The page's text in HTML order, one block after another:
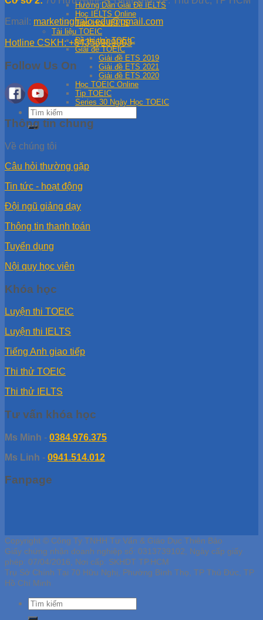
Hướng Dẫn Giải Đề IELTS
Học IELTS Online
Tips Học IELTS
Tài liệu TOEIC
Đề thi thử TOEIC
Giải đề TOEIC
Giải đề ETS 2019
Giải đề ETS 2021
Giải đề ETS 2020
Học TOEIC Online
Tip TOEIC
Series 30 Ngày Học TOEIC
Email: marketinghalo.edu@gmail.com
Hotline CSKH: +84356989003
Follow Us On
Thông tin chung
Về chúng tôi
Câu hỏi thường gặp
Tin tức - hoạt động
Đội ngũ giảng dạy
Thông tin thanh toán
Tuyển dụng
Nội quy học viên
Khóa học
Luyện thi TOEIC
Luyện thi IELTS
Tiếng Anh giao tiếp
Thi thử TOEIC
Thi thử IELTS
Tư vấn khóa học
Ms Minh - 0384.976.375
Ms Linh - 0941.514.012
Fanpage
Copyright © Công Ty TNHH Tư Vấn & Giáo Dục Thiên Bảo
Giấy chứng nhận doanh nghiệp số: 0313739102, Ngày cấp giấy
phép: 07/04/2016, Nơi cấp: SKHDT TP.HCM
Trụ Sở Chính Tại 70 Hữu Nghị, Phường Bình Thọ, TP Thủ Đức, TP
Hồ Chí Minh